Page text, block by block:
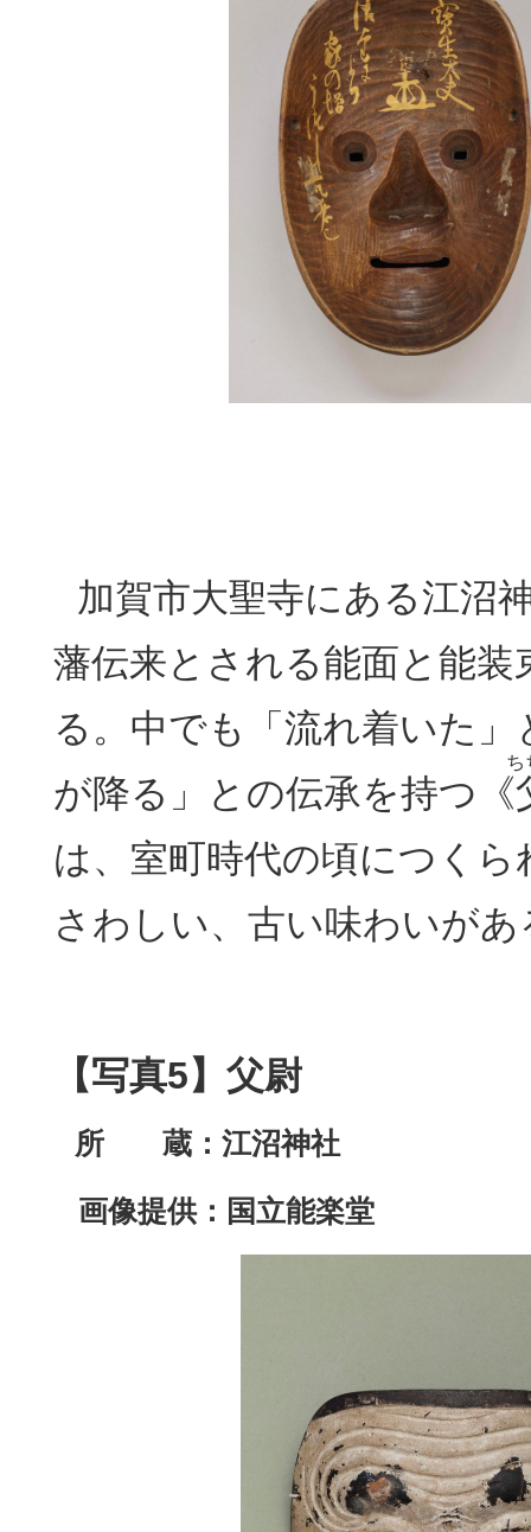
加賀市大聖寺にある江沼
藩伝来とされる能面と能装
る。中でも「流れ着いた
が降る」との伝承を持つ《
ち
は、室町時代の頃につく
さわしい、古い味わいがあ
【写真5】 父尉
所 蔵： 江沼神社
画像提供：国立能楽堂